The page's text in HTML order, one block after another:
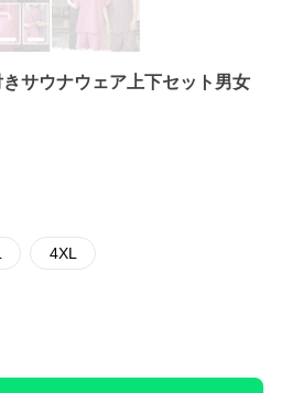
サウナウェア上下セット男女
4XL